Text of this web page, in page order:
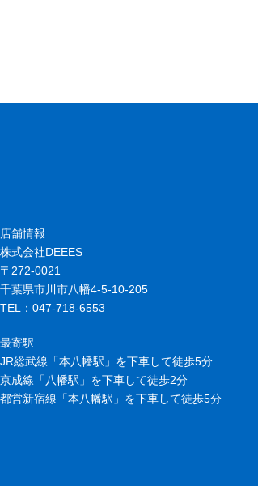
店舗情報
株式会社DEEES
〒272-0021
千葉県市川市八幡4-5-10-205
TEL：047-718-6553
最寄駅
JR総武線「本八幡駅」を下車して徒歩5分
京成線「八幡駅」を下車して徒歩2分
都営新宿線「本八幡駅」を下車して徒歩5分